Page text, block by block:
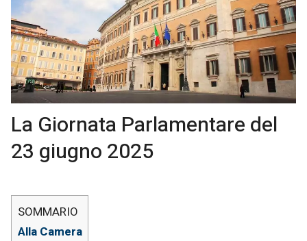
La Giornata Parlamentare del
23 giugno 2025
Alla Camera